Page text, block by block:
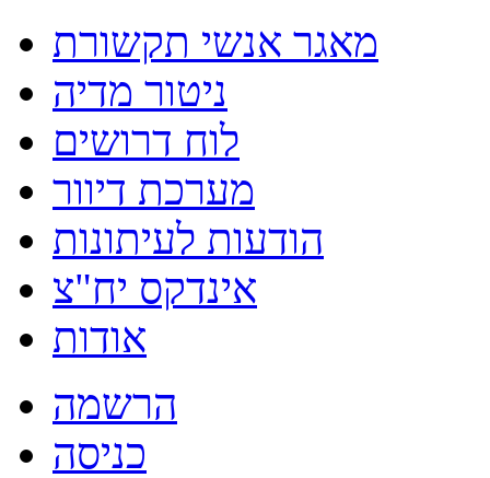
מאגר אנשי תקשורת
ניטור מדיה
לוח דרושים
מערכת דיוור
הודעות לעיתונות
אינדקס יח"צ
אודות
הרשמה
כניסה